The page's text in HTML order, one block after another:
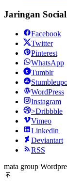
Jaringan Social
Facebook
Twitter
Pinterest
WhatsApp
Tumblr
WordPress
Instagram
>Dribbble
Vimeo
Linkedin
Deviantart
RSS
mata group